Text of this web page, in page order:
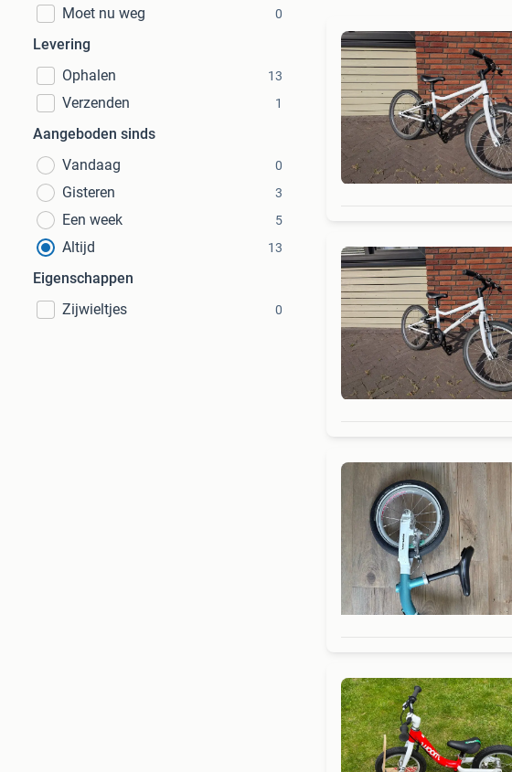
Moet nu weg
0
Levering
Ophalen
13
Verzenden 1
Aangeboden sinds
Vandaag
0
Gisteren 3
Een week 5
Altijd 13
Eigenschappen
Zijwieltjes
0